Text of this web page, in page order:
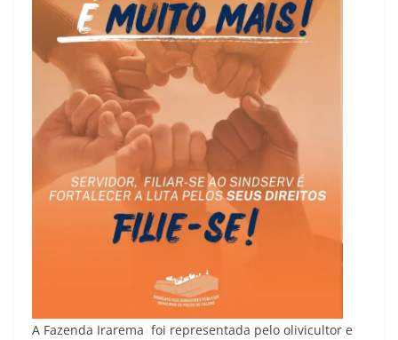
A Fazenda Irarema foi representada pelo olivicultor e